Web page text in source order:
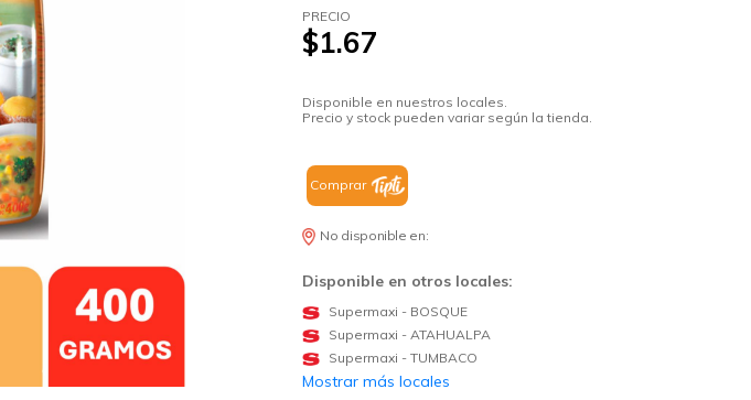
PRECIO
$1.67
Disponible en nuestros locales.
Precio y stock pueden variar según la tienda.
Comprar
No disponible en:
Disponible en otros locales:
Supermaxi - BOSQUE
Supermaxi - ATAHUALPA
Supermaxi - TUMBACO
Mostrar más locales